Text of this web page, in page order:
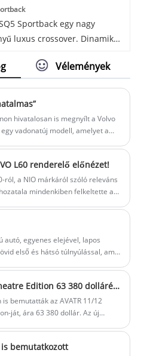
Sportback egy nagy
luxus crossover. Dinamikus
amely lenyűgöző gyorsulást
fejlett, kényelmes és
vezetési élményt kínálva.
erő és a kifinomultság
a 2024-es SQ5 Sportback
azok számára, akik
Vélemények
hivatalosan is megnyílt a Volvo
vadonatúj modell, amelyet a
architektúrájára épül.
L60 renderelő előnézet!
ról, a NIO márkáról szóló releváns
mindenkiben felkeltette a
autó, egyenes elejével, lapos
első és hátsó túlnyúlással, ami
hogy az a lehető
Az AVATR 11/12 Royal Theatre Edition 63 380 dollárért kapható
bemutatták az AVATR 11/12
ját, ára 63 380 dollár. Az új
bemutatkozott